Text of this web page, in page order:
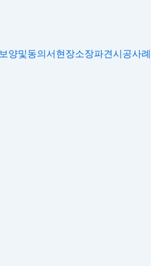
보양및동의서현장소장파견시공사례